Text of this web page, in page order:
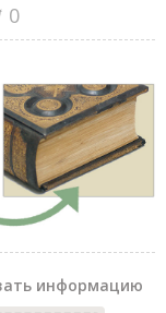
0
информацию